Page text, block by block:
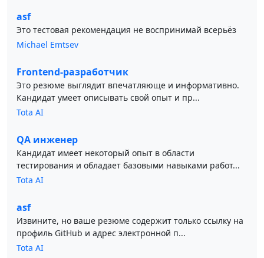
asf
Это тестовая рекомендация не воспринимай всерьёз
Michael Emtsev
Frontend-разработчик
Это резюме выглядит впечатляюще и информативно.
Кандидат умеет описывать свой опыт и пр...
Tota AI
QA инженер
Кандидат имеет некоторый опыт в области
тестирования и обладает базовыми навыками работ...
Tota AI
asf
Извините, но ваше резюме содержит только ссылку на
профиль GitHub и адрес электронной п...
Tota AI